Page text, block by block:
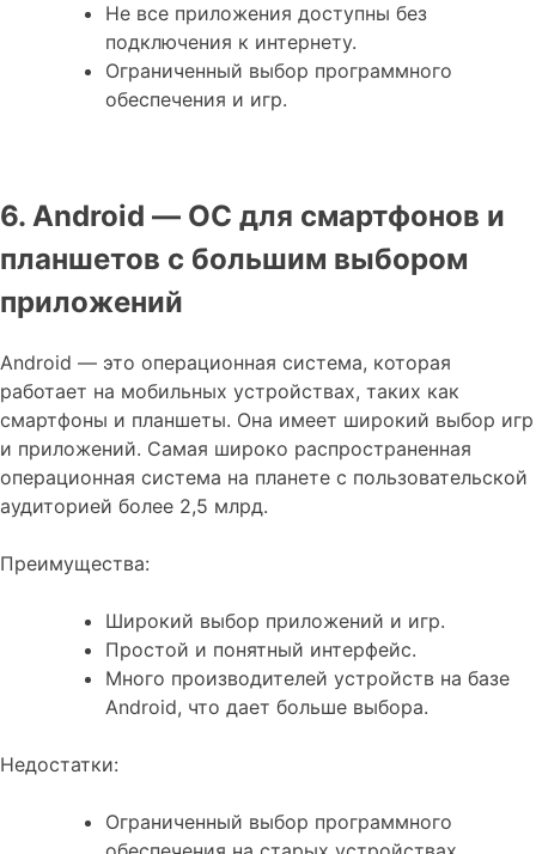
Не все приложения доступны без
подключения к интернету.
Ограниченный выбор программного
обеспечения и игр.
6. Android — ОС для смартфонов и
планшетов с большим выбором
приложений
Android — это операционная система, которая
работает на мобильных устройствах, таких как
смартфоны и планшеты. Она имеет широкий выбор игр
и приложений. Самая широко распространенная
операционная система на планете с пользовательской
аудиторией более 2,5 млрд.
Преимущества:
Широкий выбор приложений и игр.
Простой и понятный интерфейс.
Много производителей устройств на базе
Android, что дает больше выбора.
Недостатки:
Ограниченный выбор программного